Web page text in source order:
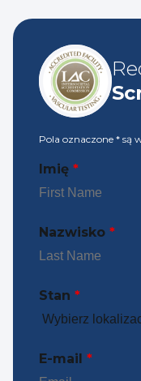
Pola oznaczone * są
Imię *
Nazwisko *
Stan *
E-mail *